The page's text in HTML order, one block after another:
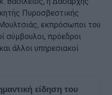
Πυροσβεστικής
εκπρόσωποι του
σύμβουλοι, πρόεδροι
άλλοι υπηρεσιακοί
είδηση του